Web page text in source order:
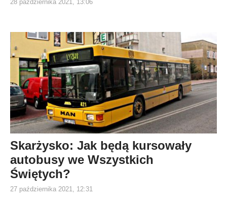
28 października 2021, 13:06
Skarżysko: Jak będą kursowały
autobusy we Wszystkich
Świętych?
27 października 2021, 12:31